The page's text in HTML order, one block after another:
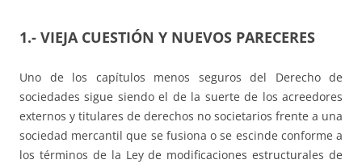
1.- VIEJA CUESTIÓN Y NUEVOS PARECERES
Uno de los capítulos menos seguros del Derecho de
sociedades sigue siendo el de la suerte de los acreedores
externos y titulares de derechos no societarios frente a una
sociedad mercantil que se fusiona o se escinde conforme a
los términos de la Ley de modificaciones estructurales de